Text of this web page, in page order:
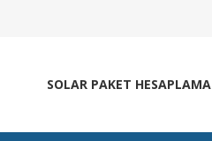
SOLAR PAKET HESAPLAMA